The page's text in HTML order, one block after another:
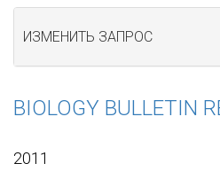
ИЗМЕНИТЬ ЗАПРОС
BIOLOGY BULLETIN
2011